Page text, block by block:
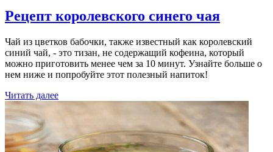
Рецепт королевского синего чая
Чай из цветков бабочки, также известный как королевский
синий чай, - это тизан, не содержащий кофеина, который
можно приготовить менее чем за 10 минут. Узнайте больше о
нем ниже и попробуйте этот полезный напиток!
Читать далее